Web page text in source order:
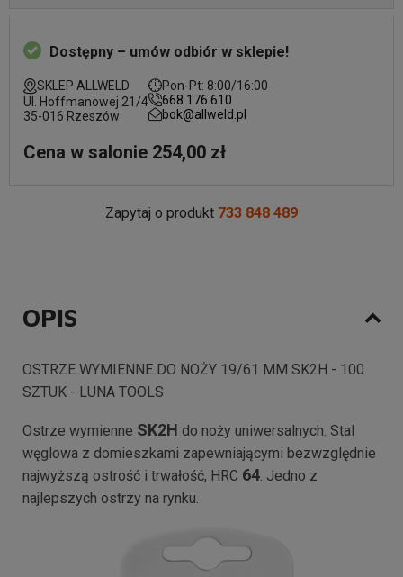
Dostępny – umów odbiór w sklepie!
SKLEP ALLWELD
Ul. Hoffmanowej 21/4
35-016 Rzeszów
Pon-Pt: 8:00/16:00
668 176 610
bok@allweld.pl
Cena w salonie 254,00 zł
Zapytaj o produkt 733 848 489
OPIS
OSTRZE WYMIENNE DO NOŻY 19/61 MM SK2H - 100
SZTUK - LUNA TOOLS
Ostrze wymienne SK2H do noży uniwersalnych. Stal
węglowa z domieszkami zapewniającymi bezwzględnie
najwyższą ostrość i trwałość, HRC 64. Jedno z
najlepszych ostrzy na rynku.